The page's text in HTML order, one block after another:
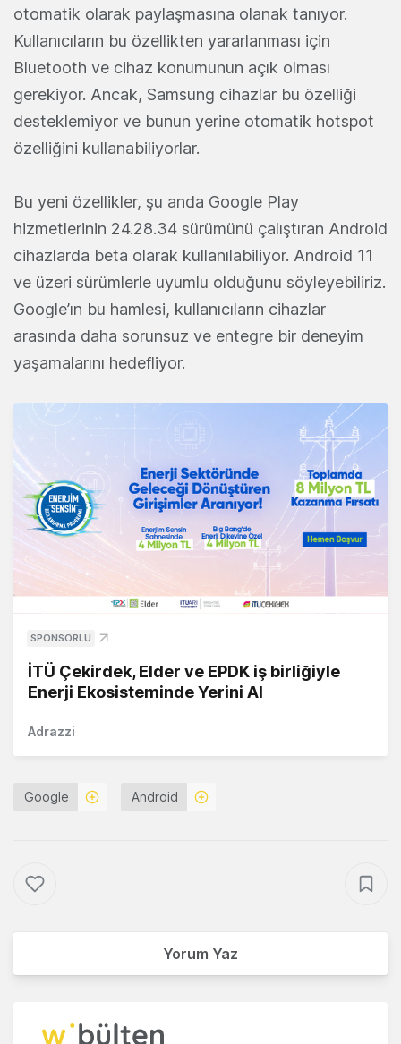
otomatik olarak paylaşmasına olanak tanıyor.
Kullanıcıların bu özellikten yararlanması için
Bluetooth ve cihaz konumunun açık olması
gerekiyor. Ancak, Samsung cihazlar bu özelliği
desteklemiyor ve bunun yerine otomatik hotspot
özelliğini kullanabiliyorlar.
Bu yeni özellikler, şu anda Google Play
hizmetlerinin 24.28.34 sürümünü çalıştıran Android
cihazlarda beta olarak kullanılabiliyor. Android 11
ve üzeri sürümlerle uyumlu olduğunu söyleyebiliriz.
Google’ın bu hamlesi, kullanıcıların cihazlar
arasında daha sorunsuz ve entegre bir deneyim
yaşamalarını hedefliyor.
SPONSORLU
İTÜ Çekirdek, Elder ve EPDK iş birliğiyle
Enerji Ekosisteminde Yerini Al
Adrazzi
Google Android
Yorum Yaz